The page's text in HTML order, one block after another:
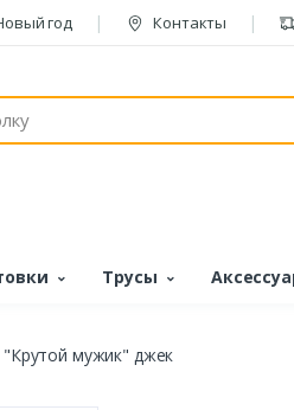
год Контакты
Трусы
мужик" джек